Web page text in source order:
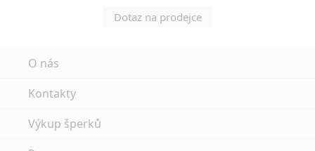
Dotaz na prodejce
O nás
Kontakty
Výkup šperků